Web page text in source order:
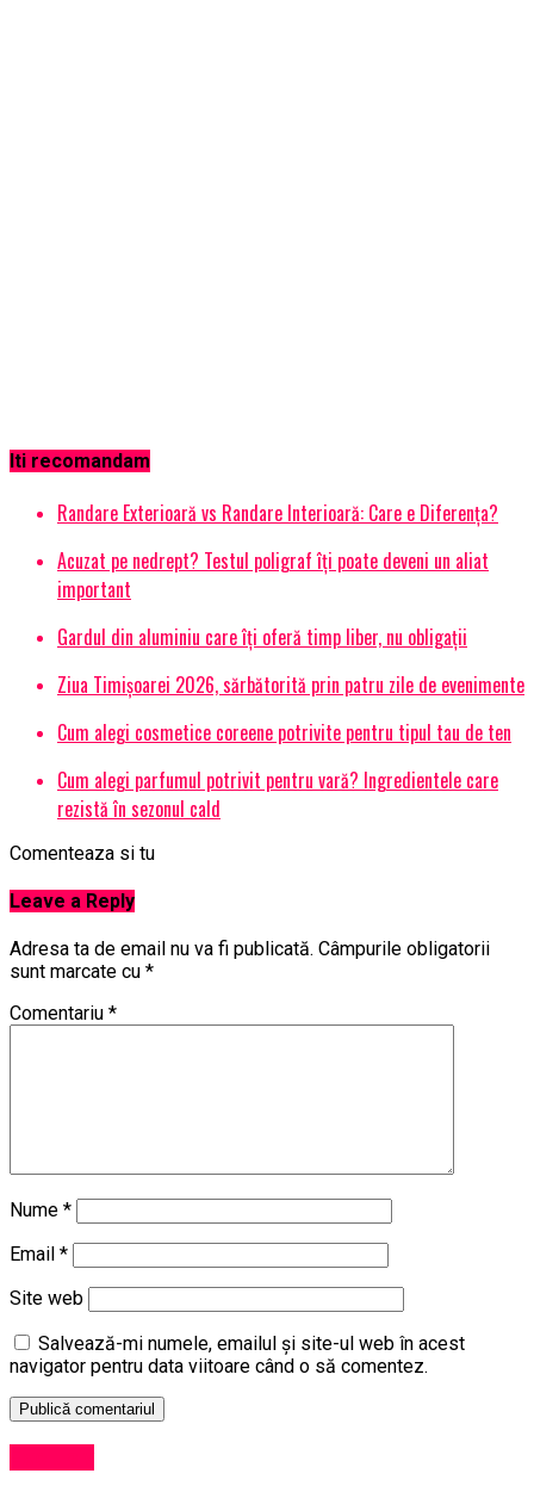
Iti recomandam
Randare Exterioară vs Randare Interioară: Care e Diferența?
Acuzat pe nedrept? Testul poligraf îţi poate deveni un aliat
important
Gardul din aluminiu care îți oferă timp liber, nu obligații
Ziua Timișoarei 2026, sărbătorită prin patru zile de evenimente
Cum alegi cosmetice coreene potrivite pentru tipul tau de ten
Cum alegi parfumul potrivit pentru vară? Ingredientele care
rezistă în sezonul cald
Comenteaza si tu
Leave a Reply
Adresa ta de email nu va fi publicată. Câmpurile obligatorii
sunt marcate cu *
Comentariu *
Nume *
Email *
Site web
Salvează-mi numele, emailul și site-ul web în acest
navigator pentru data viitoare când o să comentez.